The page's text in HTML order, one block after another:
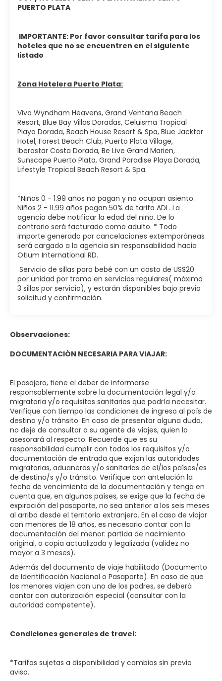
tomar algo, que incluyen 5 restaurantes y una cafetería.
Tendrás un servicio de recepción las 24 horas, atención
multilingüe y consigna de equipaje a tu disposición. Hay
PUERTO PLATA
IMPORTANTE: Por favor consultar tarifa para los
hoteles que no se encuentren en el siguiente
listado
Zona Hotelera Puerto Plata:
Viva Wyndham Heavens, Grand Ventana Beach
Resort, Blue Bay Villas Doradas, Celuisma Tropical
Playa Dorada, Beach House Resort & Spa, Blue Jacktar
Hotel, Forest Beach Club, Puerto Plata Village,
Iberostar Costa Dorada, Be Live Grand Marien,
Sunscape Puerto Plata, Grand Paradise Playa Dorada,
Lifestyle Tropical Beach Resort & Spa.
*Niños 0 - 1.99 años no pagan y no ocupan asiento.
Niños 2 - 11.99 años pagan 50% de tarifa ADL. La
agencia debe notificar la edad del niño. De lo
contrario será facturado como adulto. * Todo
importe generado por cancelaciones extemporáneas
será cargado a la agencia sin responsabilidad hacia
Otium International RD.
Servicio de sillas para bebé con un costo de US$20
por unidad por tramo en servicios regulares( máximo
3 sillas por servicio), y estarán disponibles bajo previa
solicitud y confirmación.
Observaciones:
DOCUMENTACIÓN NECESARIA PARA VIAJAR:
El pasajero, tiene el deber de informarse
responsablemente sobre la documentación legal y/o
migratoria y/o requisitos sanitarios que podría necesitar.
Verifique con tiempo las condiciones de ingreso al país de
destino y/o tránsito. En caso de presentar alguna duda,
no deje de consultar a su agente de viajes, quien lo
asesorará al respecto. Recuerde que es su
responsabilidad cumplir con todos los requisitos y/o
documentación de entrada que exijan las autoridades
migratorias, aduaneras y/o sanitarias de el/los países/es
de destino/s y/o tránsito. Verifique con antelación la
fecha de vencimiento de la documentación y tenga en
cuenta que, en algunos países, se exige que la fecha de
expiración del pasaporte, no sea anterior a los seis meses
al arribo desde el territorio extranjero. En el caso de viajar
con menores de 18 años, es necesario contar con la
documentación del menor: partida de nacimiento
original, o copia actualizada y legalizada (validez no
mayor a 3 meses).
Además del documento de viaje habilitado (Documento
de Identificación Nacional o Pasaporte). En caso de que
los menores viajen con uno de los padres, se deberá
contar con autorización especial (consultar con la
autoridad competente).
Condiciones generales de travel:
*Tarifas sujetas a disponibilidad y cambios sin previo
aviso.